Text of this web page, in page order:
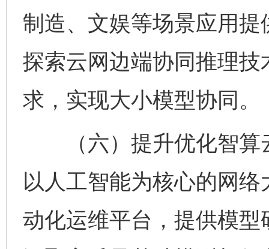
制造、文娱等场景应用
探索云网边端协同推理
求，实现大小模型协同。
（六）提升优化智算
以人工智能为核心的网
动化运维平台，提供模